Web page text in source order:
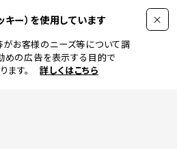
ー）を使用しています
お客様のニーズ等について調
めの広告を表示する目的で
す。
詳しくはこちら